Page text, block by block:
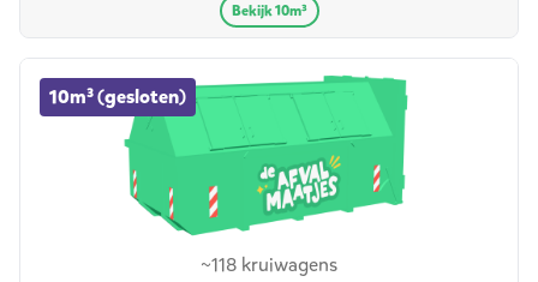
Bekijk 10m³
~118 kruiwagens
10m³ (gesloten)
10m³ (gesloten) container huren